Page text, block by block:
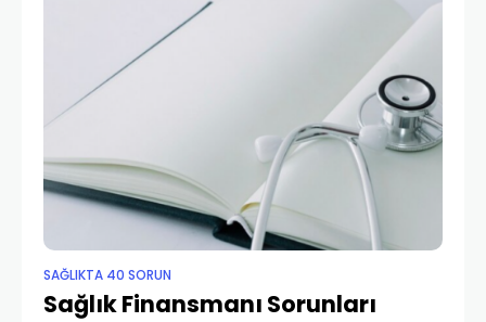
SAĞLIKTA 40 SORUN
Sağlık Finansmanı Sorunları